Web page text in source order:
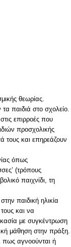
θεωρίας.
παιδιά στο σχολείο.
επιρροές που
προσχολικής
τους και επηρεάζουν
όπως
(τρόπους
παιχνίδι, τη
παιδική ηλικία
και να
με συγκέντρωση
μάθηση στην πράξη.
πως αγνοούνται ή